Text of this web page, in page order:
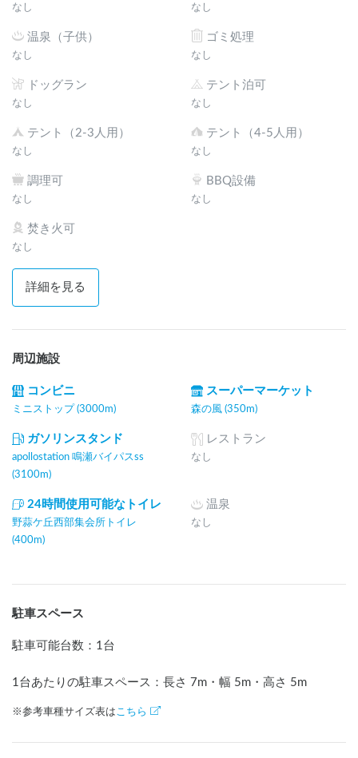
なし なし
温泉（子供）
なし
ゴミ処理
なし
ドッグラン
なし
テント泊可
なし
テント（2-3人用）
なし
テント（4-5人用）
なし
調理可
なし
BBQ設備
なし
焚き火可
なし
詳細を見る
周辺施設
コンビニ
ミニストップ (3000m)
スーパーマーケット
森の風 (350m)
ガソリンスタンド
apollostation 鳴瀬バイパスss
(3100m)
レストラン
なし
24時間使用可能なトイレ
野蒜ケ丘西部集会所トイレ
(400m)
温泉
なし
駐車スペース
駐車可能台数 ： 1台
1台あたりの駐車スペース：長さ 7m ・幅 5m ・高さ 5m
※参考車種サイズ表は こちら